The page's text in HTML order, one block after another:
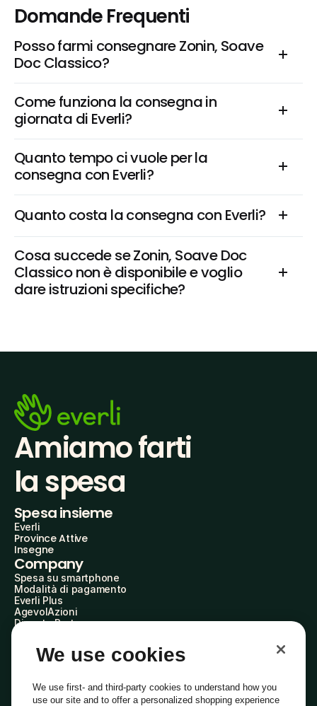
Domande Frequenti
Posso farmi consegnare Zonin, Soave
Doc Classico?
Come funziona la consegna in
giornata di Everli?
Quanto tempo ci vuole per la
consegna con Everli?
Quanto costa la consegna con Everli?
Cosa succede se Zonin, Soave Doc
Classico non è disponibile e voglio
dare istruzioni specifiche?
Amiamo farti
la spesa
Spesa insieme
Everli
Province Attive
Insegne
Company
Spesa su smartphone
Modalità di pagamento
Everli Plus
AgevolAzioni
Diventa Partner
Everli Shoppers
About Us
Everli News
Domande frequenti
We use cookies
We use first- and third-party cookies to understand how you
use our site and to offer a personalized shopping experience